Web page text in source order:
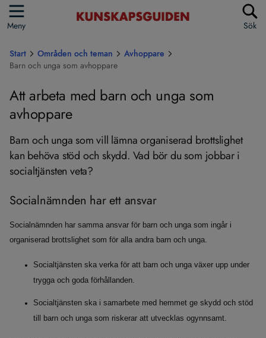
Meny Sök
Start Områden och teman
Avhoppare
Barn och unga som avhoppare
Att arbeta med barn och unga som
avhoppare
Barn och unga som vill lämna organiserad brottslighet
kan behöva stöd och skydd. Vad bör du som jobbar i
socialtjänsten veta?
Socialnämnden har ett ansvar
Socialnämnden har samma ansvar för barn och unga som ingår i
organiserad brottslighet som för alla andra barn och unga.
Socialtjänsten ska verka för att barn och unga växer upp under
trygga och goda förhållanden.
Socialtjänsten ska i samarbete med hemmet ge skydd och stöd
till barn och unga som riskerar att utvecklas ogynnsamt.